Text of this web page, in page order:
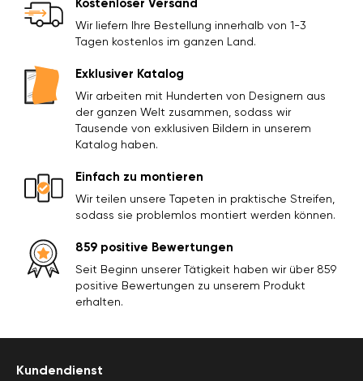
Kostenloser Versand
Wir liefern Ihre Bestellung innerhalb von 1-3
Tagen kostenlos im ganzen Land.
Exklusiver Katalog
Wir arbeiten mit Hunderten von Designern aus
der ganzen Welt zusammen, sodass wir
Tausende von exklusiven Bildern in unserem
Katalog haben.
Einfach zu montieren
Wir teilen unsere Tapeten in praktische Streifen,
sodass sie problemlos montiert werden können.
859 positive Bewertungen
Seit Beginn unserer Tätigkeit haben wir über 859
positive Bewertungen zu unserem Produkt
erhalten.
Kundendienst